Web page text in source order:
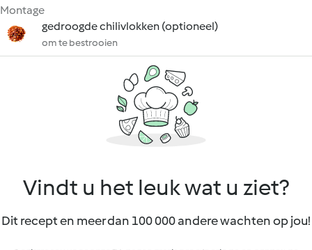
Montage
gedroogde chilivlokken (optioneel)
om te bestrooien
Vindt u het leuk wat u ziet?
Dit recept en meer dan 100 000 andere wachten op jou!